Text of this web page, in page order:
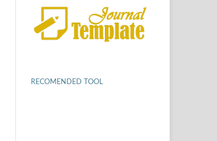
RECOMENDED TOOL